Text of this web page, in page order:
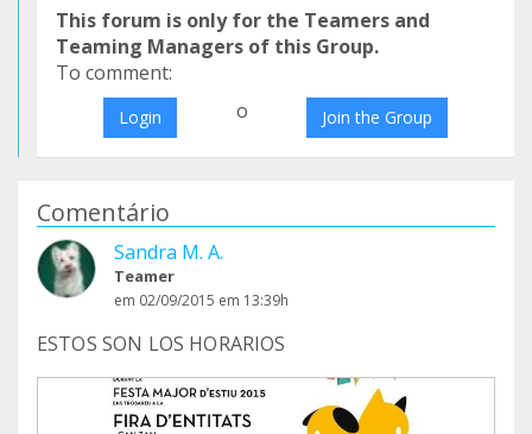
This forum is only for the Teamers and
Teaming Managers of this Group.
To comment:
Login o Join the Group
Comentário
Sandra M. A.
Teamer
em 02/09/2015 em 13:39h
ESTOS SON LOS HORARIOS